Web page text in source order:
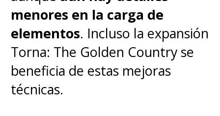
menores en la carga de
elementos. Incluso la expansión
Torna: The Golden Country se
beneficia de estas mejoras
técnicas.